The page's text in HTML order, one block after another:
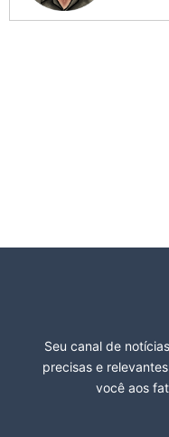
Seu canal de
precisas e
você aos